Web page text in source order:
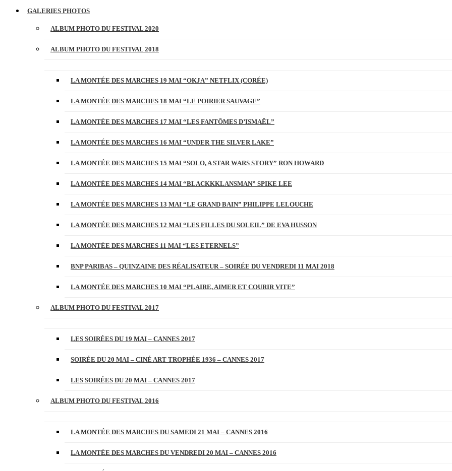
GALERIES PHOTOS
ALBUM PHOTO DU FESTIVAL 2020
ALBUM PHOTO DU FESTIVAL 2018
LA MONTÉE DES MARCHES 19 MAI “OKJA” NETFLIX (CORÉE)
LA MONTÉE DES MARCHES 18 MAI “LE POIRIER SAUVAGE”
LA MONTÉE DES MARCHES 17 MAI “LES FANTÔMES D’ISMAËL”
LA MONTÉE DES MARCHES 16 MAI “UNDER THE SILVER LAKE”
LA MONTÉE DES MARCHES 15 MAI “SOLO, A STAR WARS STORY” RON HOWARD
LA MONTÉE DES MARCHES 14 MAI “BLACKKKLANSMAN” SPIKE LEE
LA MONTÉE DES MARCHES 13 MAI “LE GRAND BAIN” PHILIPPE LELOUCHE
LA MONTÉE DES MARCHES 12 MAI “LES FILLES DU SOLEIL” DE EVA HUSSON
LA MONTÉE DES MARCHES 11 MAI “LES ETERNELS”
BNP PARIBAS – QUINZAINE DES RÉALISATEUR – SOIRÉE DU VENDREDI 11 MAI 2018
LA MONTÉE DES MARCHES 10 MAI “PLAIRE, AIMER ET COURIR VITE”
ALBUM PHOTO DU FESTIVAL 2017
LES SOIRÉES DU 19 MAI – CANNES 2017
SOIRÉE DU 20 MAI – CINÉ ART TROPHÉE 1936 – CANNES 2017
LES SOIRÉES DU 20 MAI – CANNES 2017
ALBUM PHOTO DU FESTIVAL 2016
LA MONTÉE DES MARCHES DU SAMEDI 21 MAI – CANNES 2016
LA MONTÉE DES MARCHES DU VENDREDI 20 MAI – CANNES 2016